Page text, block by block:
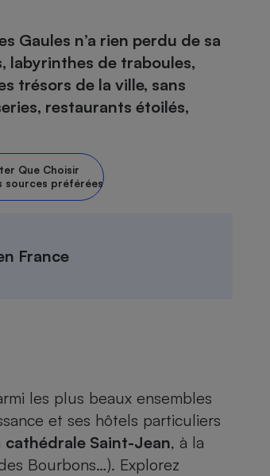
Gaules n’a rien perdu de sa
labyrinthes de traboules,
trésors de la ville, sans
restaurants étoilés,
Que Choisir
sources préférées
France
les plus beaux ensembles
et ses hôtels particuliers
cathédrale Saint-Jean, à la
Bourbons…). Explorez
gras
portable
photo
à granulés
auditive